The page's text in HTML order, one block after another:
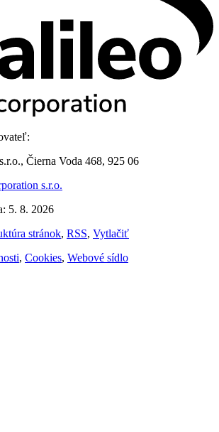
Čierna Voda 468, 925 06
s.r.o.
5. 8. 2026
stránok, RSS, Vytlačiť
, Cookies, Webové sídlo